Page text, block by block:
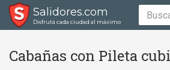
Salidores.com
Disfrutá cada ciudad al máximo
Cabañas con Pileta